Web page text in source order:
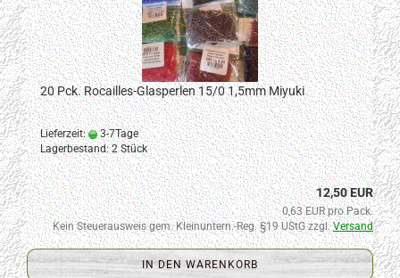
20 Pck. Rocailles-Glasperlen 15/0 1,5mm Miyuki
Lieferzeit:
3-7Tage
Lagerbestand: 2 Stück
12,50 EUR
0,63 EUR pro Pack.
Kein Steuerausweis gem. Kleinuntern.-Reg. §19 UStG zzgl.Versand
IN DEN WARENKORB